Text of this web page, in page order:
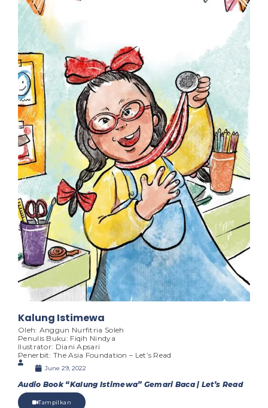
Kalung Istimewa
Oleh: Anggun Nurfitria Soleh
Penulis Buku: Fiqih Nindya
Ilustrator: Diani Apsari
Penerbit: The Asia Foundation – Let’s Read
June 29, 2022
Audio Book “Kalung Istimewa” Gemari Baca | Let’s Read
Tampilkan